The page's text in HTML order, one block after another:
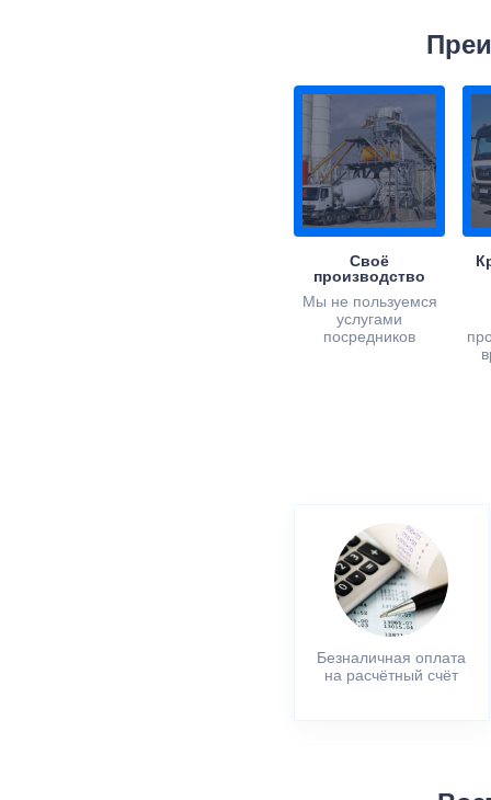
Своё
производство
Мы не пользуемся
услугами
посредников
Безналичная оплата
на расчётный счёт